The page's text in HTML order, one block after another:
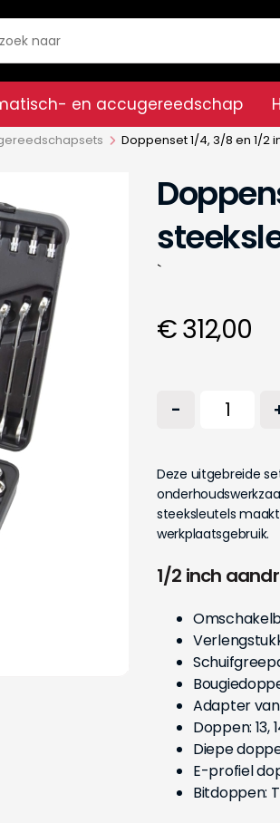
en accugereedschap
Doppenset 1/4, 3/8 en 1/2
`
€ 312,00
-
Deze uitgebreide
steeksleutels
werkplaatsgebruik.
1/2 inch
Adapter
Doppen: 13,
Diepe
E-profiel
Bitdoppen: